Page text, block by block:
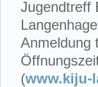
Jugendtreff
Anmeldung
(www.kiju-